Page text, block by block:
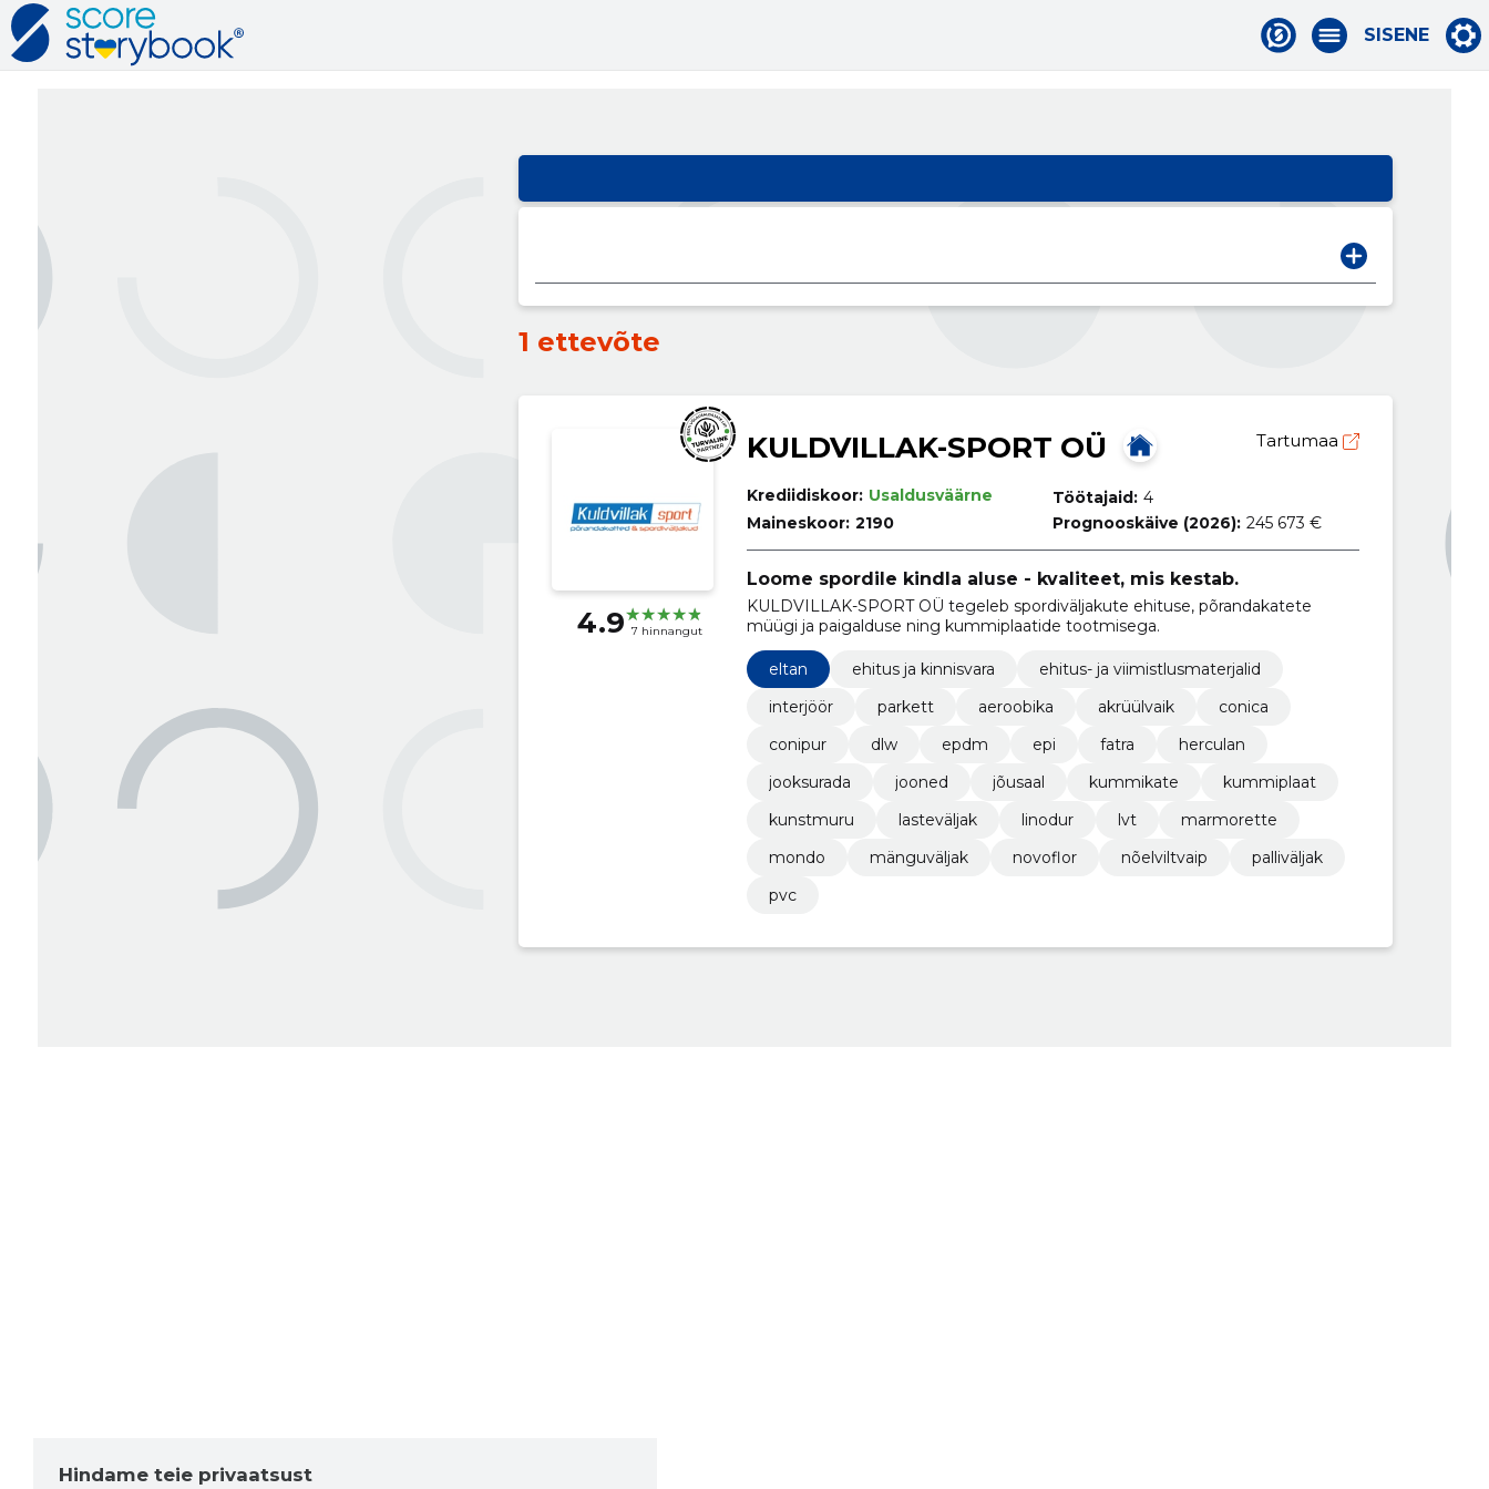
SISENE
1 ettevõte
4.9 7 hinnangut
KULDVILLAK-SPORT OÜ Tartumaa
Krediidiskoor: Usaldusväärne
Maineskoor: 2190
Töötajaid: 4
Prognooskäive (2026): 245 673 €
Loome spordile kindla aluse - kvaliteet, mis kestab.
KULDVILLAK-SPORT OÜ tegeleb spordiväljakute ehituse, põrandakatete
müügi ja paigalduse ning kummiplaatide tootmisega.
eltan ehitus ja kinnisvara
ehitus- ja viimistlusmaterjalid
interjöör
parkett aeroobika akrüülvaik
conica
conipur
dlw epdm epi fatra
herculan
jooksurada
jooned jõusaal kummikate
kummiplaat
kunstmuru
lasteväljak linodur lvt
marmorette
mondo
mänguväljak novoflor nõelviltvaip
palliväljak
pvc
Hindame teie privaatsust